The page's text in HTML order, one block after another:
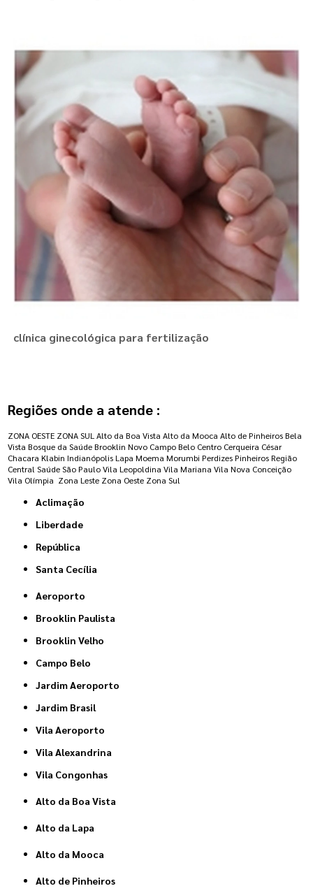
clínica ginecológica para fertilização
Regiões onde a atende :
ZONA OESTE ZONA SUL Alto da Boa Vista Alto da Mooca Alto de Pinheiros Bela
Vista Bosque da Saúde Brooklin Novo Campo Belo Centro Cerqueira César
Chacara Klabin Indianópolis Lapa Moema Morumbi Perdizes Pinheiros Região
Central Saúde São Paulo Vila Leopoldina Vila Mariana Vila Nova Conceição
Vila Olímpia Zona Leste Zona Oeste Zona Sul
Aclimação
Liberdade
República
Santa Cecília
Aeroporto
Brooklin Paulista
Brooklin Velho
Campo Belo
Jardim Aeroporto
Jardim Brasil
Vila Aeroporto
Vila Alexandrina
Vila Congonhas
Alto da Boa Vista
Alto da Lapa
Alto da Mooca
Alto de Pinheiros